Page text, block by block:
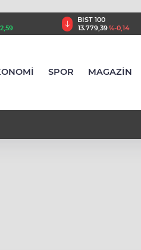
BIST 100
13.779,39%-0,14
SPOR MAGAZİN